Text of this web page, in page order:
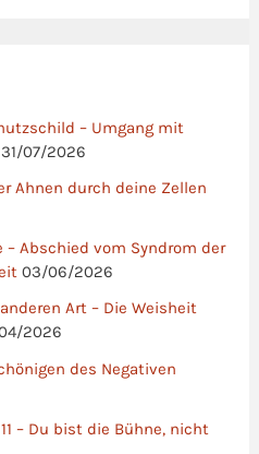
– Umgang mit
31/07/2026
Ahnen durch deine Zellen
Abschied vom Syndrom der
03/06/2026
Art – Die Weisheit
2026
des Negativen
– Du bist die Bühne, nicht